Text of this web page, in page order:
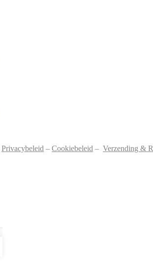
Privacybeleid – Cookiebeleid – Verzending &